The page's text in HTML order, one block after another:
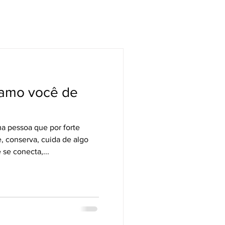
você de
pessoa que por forte
conserva, cuida de algo
conecta,...